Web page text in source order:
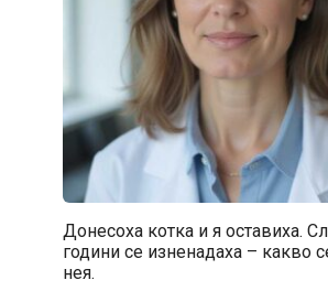
Донесоха котка и я оставиха.
години се изненадаха – какво
нея.